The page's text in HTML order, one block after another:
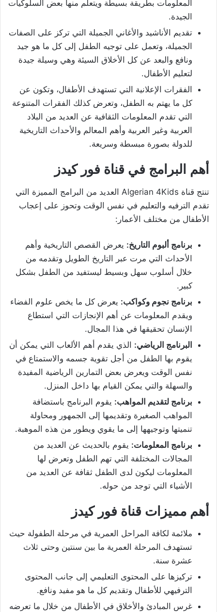
المعلومات بطريقة بسيطة ويتعلم منها بعض السلوكيات
الجيدة.
تقديم الأناشيد والأغاني الجميلة التي تركز على الصفات
الجميلة، وتعمل على توجيه الطفل إلى كل ما هو جيد
ونافع والبعد عن كل الأخلاق السيئة وهي وسيلة جيدة
لتعليم الأطفال.
الفقرات الإعلانية التي تستهدف الأطفال، وتكون عن
كل ما يهتم به الطفل، وتعرض كذلك الفقرات المتنوعة
التي تقدم المعلومات الثقافية عن العديد من البلاد
العربية وغير العربية وأهم المعالم والأحداث التاريخية
للدولة بصورة مبسطة وسريعة.
أهم البرامج في قناة فور كيدز
تنتج قناة Algerian 4Kids العديد من البرامج المميزة التي
تقدم الترفيه والتعليم في نفس الوقت وتحوز على إعجاب
الأطفال من مختلف الأعمار:
برنامج ألبوم التاريخ: يعرض القصص التاريخية وأهم
الأحداث التي مرت عبر التاريخ الطويل وتقدمه من
خلال أسلوب سهل وبسيط ليستفيد من الطفل بشكل
كبير.
برنامج نجوم وكواكب: يعرض كل ما يخص علوم الفضاء
ويقدم المعلومات عن أهم الإنجازات التي استطاع
الإنسان تحقيقها في هذا المجال.
البرنامج الرياضي: الذي يقدم أهم الألعاب التي يمكن أن
يقوم بها الطفل من أجل تقوية جسمه والاستمتاع في
نفس الوقت ويعرض بعض التمارين الرياضية المفيدة
والسهلة والتي يمكن القيام بها داخل المنزل.
برنامج لتقديم المواهب: يقوم البرنامج باستضافة
المواهب الصغيرة وتقديمها إلى الجمهور ومحاولة
تنميتها وتوجيهها إلى ما يقوي ويطور من هذه الموهبة.
برنامج المعلومات: يقوم بالحديث عن العديد من
المجالات المختلفة التي تهم الطفل وتعرض لها
المعلومات ليكون لدى الطفل ثقافة عن العديد من
الأشياء التي توجد من حوله.
أهم مميزات قناة فور كيدز
ملائمة لكافة المراحل العمرية في مرحلة الطفولة حيث
تستهدف المرحلة العمرية ما بين سنتين وحتى ثلاث
عشرة سنة.
تركيزها على المحتوى التعليمي إلى جانب المحتوى
الترفيهي للأطفال وتقديم كل ما هو مفيد ونافع.
غرس المبادئ والأخلاق في الأطفال من خلال ما تعرضه